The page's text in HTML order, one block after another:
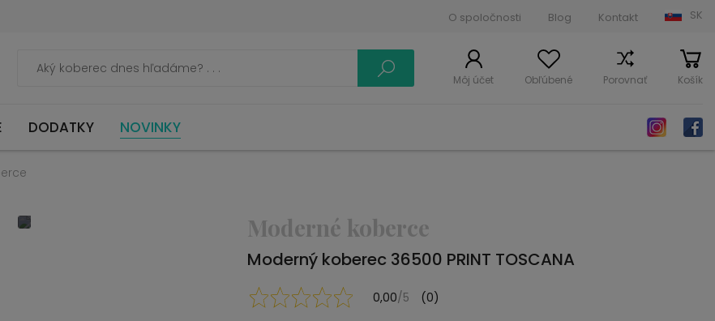
O spoločnosti Blog Kontakt SK
Môj účet Obľúbené Porovnať Košík
DODATKY NOVINKY
Moderné koberce
Moderný koberec 36500 PRINT TOSCANA
0,00/5 (0)